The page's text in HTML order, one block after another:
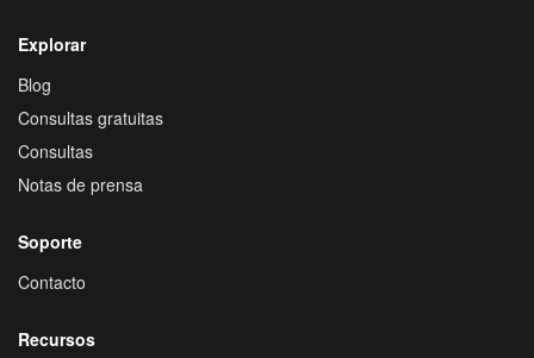
Explorar
Blog
Consultas gratuitas
Consultas
Notas de prensa
Soporte
Contacto
Recursos